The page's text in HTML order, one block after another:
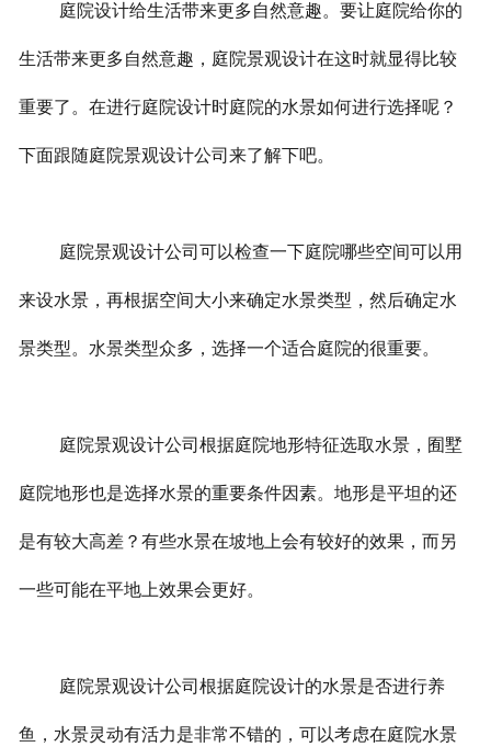
工程案例
庭院设计给生活带来更多自然意趣。要让庭院给你的
生活带来更多自然意趣，庭院景观设计在这时就显得比较
重要了。在进行庭院设计时庭院的水景如何进行选择呢？
下面跟随庭院景观设计公司来了解下吧。
庭院景观设计公司可以检查一下庭院哪些空间可以用
来设水景，再根据空间大小来确定水景类型，然后确定水
景类型。水景类型众多，选择一个适合庭院的很重要。
庭院景观设计公司根据庭院地形特征选取水景，囿墅
庭院地形也是选择水景的重要条件因素。地形是平坦的还
是有较大高差？有些水景在坡地上会有较好的效果，而另
一些可能在平地上效果会更好。
庭院景观设计公司根据庭院设计的水景是否进行养
鱼，水景灵动有活力是非常不错的，可以考虑在庭院水景